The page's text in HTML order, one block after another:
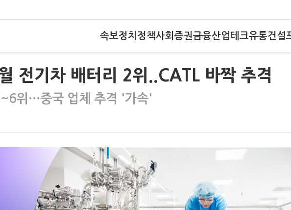
속보정치 정책사회 증권금융산업테크유통건설
전기차 배터리 2위..CATL 바짝 추격
위…중국 업체 추격 '가속'